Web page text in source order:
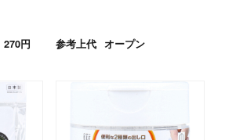
270円 参考上代 オープン